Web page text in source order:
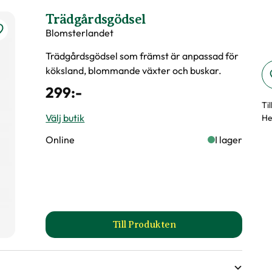
grenar på olika höjder
Trädgårdsgödsel
Blomsterlandet
Trädgårdsgödsel som främst är anpassad för
köksland, blommande växter och buskar.
299:-
Välj butik
Online
I lager
Till Produkten
till Trädgårdsgödsel